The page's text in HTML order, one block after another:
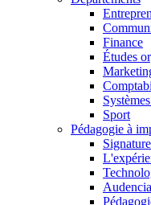
Finance
Études
Sport
Pédagogie à